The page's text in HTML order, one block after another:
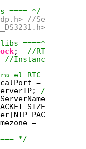
==== */
//Se
//
====*/
; //RTC DS3231
//Instancia UDP
el RTC y acceso
=
// donde
=
= 48;
= -3.0;
*/